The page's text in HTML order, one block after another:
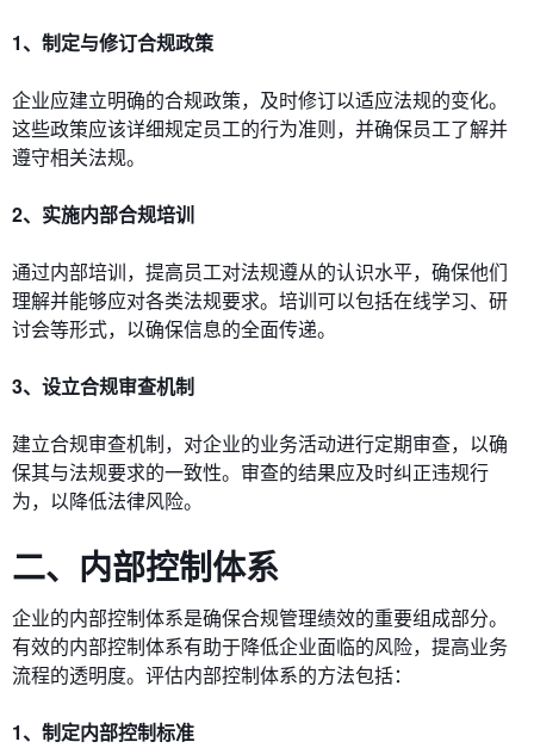
1、制定与修订合规政策
企业应建立明确的合规政策，及时修订以适应法规的变化。
这些政策应该详细规定员工的行为准则，并确保员工了解并
遵守相关法规。
2、实施内部合规培训
通过内部培训，提高员工对法规遵从的认识水平，确保他们
理解并能够应对各类法规要求。培训可以包括在线学习、研
讨会等形式，以确保信息的全面传递。
3、设立合规审查机制
建立合规审查机制，对企业的业务活动进行定期审查，以确
保其与法规要求的一致性。审查的结果应及时纠正违规行
为，以降低法律风险。
二、内部控制体系
企业的内部控制体系是确保合规管理绩效的重要组成部分。
有效的内部控制体系有助于降低企业面临的风险，提高业务
流程的透明度。评估内部控制体系的方法包括：
1、制定内部控制标准